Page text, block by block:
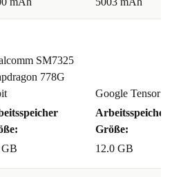
PRO
Pro aktuelle Apps und
und großzügigen
modernen Apps und Games
den Alltag?
SM7325
778G
Google Tensor
Arbeitsspeicher
Größe:
12.0 GB